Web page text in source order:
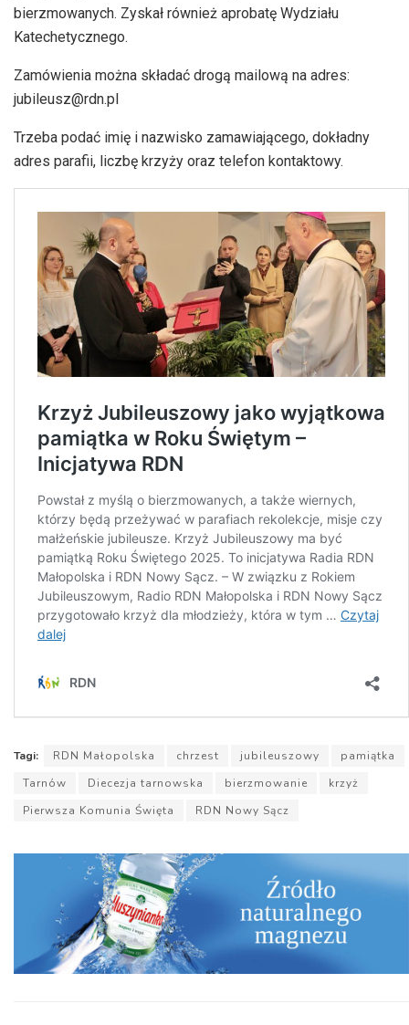
bierzmowanych. Zyskał również aprobatę Wydziału
Katechetycznego.
Zamówienia można składać drogą mailową na adres:
jubileusz@rdn.pl
Trzeba podać imię i nazwisko zamawiającego, dokładny
adres parafii, liczbę krzyży oraz telefon kontaktowy.
Tagi: RDN Małopolska chrzest jubileuszowy
pamiątka
Tarnów
Diecezja tarnowska bierzmowanie
krzyż
Pierwsza Komunia Święta
RDN Nowy Sącz